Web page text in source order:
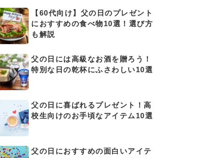
【60代向け】父の日のプレゼント
におすすめの食べ物10選！選び方
も解説
父の日には高級なお酒を贈ろう！
特別な日の乾杯にふさわしい10選
父の日に喜ばれるプレゼント！高
校生向けのお手頃なアイテム10選
父の日におすすめの面白いアイテ